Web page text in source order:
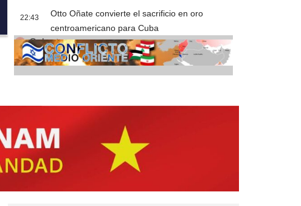
22:43
Otto Oñate convierte el sacrificio en oro
centroamericano para Cuba
Cobertura